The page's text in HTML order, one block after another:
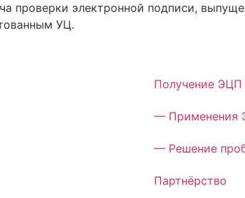
проверки электронной подписи,
УЦ.
Получение
— Применения
— Решение
Партнёрство